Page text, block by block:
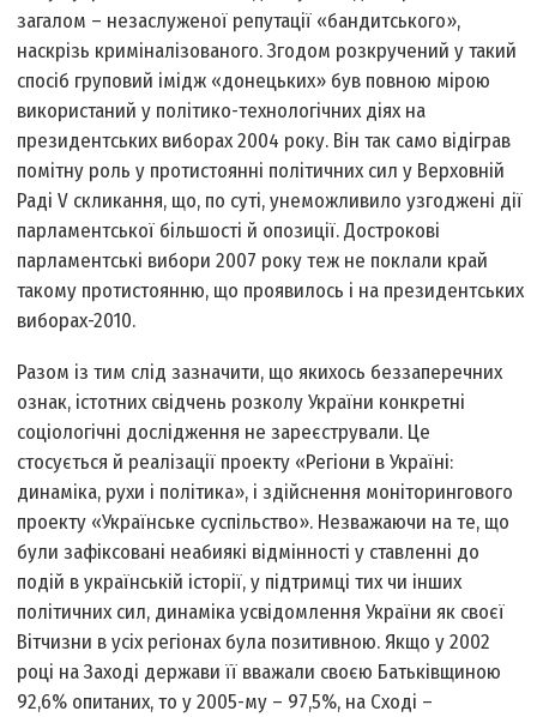
загалом – незаслуженої репутації «бандитського»,
наскрізь криміналізованого. Згодом розкручений у такий
спосіб груповий імідж «донецьких» був повною мірою
використаний у політико-технологічних діях на
президентських виборах 2004 року. Він так само відіграв
помітну роль у протистоянні політичних сил у Верховній
Раді V скликання, що, по суті, унеможливило узгоджені дії
парламентської більшості й опозиції. Дострокові
парламентські вибори 2007 року теж не поклали край
такому протистоянню, що проявилось і на президентських
виборах-2010.
Разом із тим слід зазначити, що якихось беззаперечних
ознак, істотних свідчень розколу України конкретні
соціологічні дослідження не зареєстрували. Це
стосується й реалізації проекту «Регіони в Україні:
динаміка, рухи і політика», і здійснення моніторингового
проекту «Українське суспільство». Незважаючи на те, що
були зафіксовані неабиякі відмінності у ставленні до
подій в українській історії, у підтримці тих чи інших
політичних сил, динаміка усвідомлення України як своєї
Вітчизни в усіх регіонах була позитивною. Якщо у 2002
році на Заході держави її вважали своєю Батьківщиною
92,6% опитаних, то у 2005-му – 97,5%, на Сході –